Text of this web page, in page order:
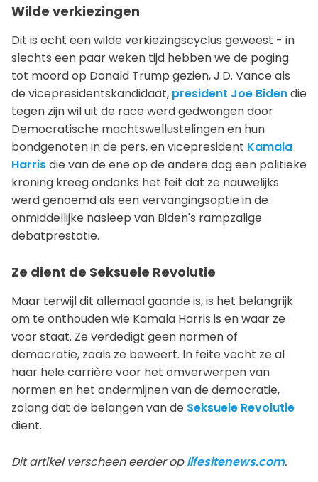
Wilde verkiezingen
Dit is echt een wilde verkiezingscyclus geweest - in
slechts een paar weken tijd hebben we de poging
tot moord op Donald Trump gezien, J.D. Vance als
de vicepresidentskandidaat, president Joe Bidendie
tegen zijn wil uit de race werd gedwongen door
Democratische machtswellustelingen en hun
bondgenoten in de pers, en vicepresident Kamala
Harrisdie van de ene op de andere dag een politieke
kroning kreeg ondanks het feit dat ze nauwelijks
werd genoemd als een vervangingsoptie in de
onmiddellijke nasleep van Biden's rampzalige
debatprestatie.
Ze dient de Seksuele Revolutie
Maar terwijl dit allemaal gaande is, is het belangrijk
om te onthouden wie Kamala Harris is en waar ze
voor staat. Ze verdedigt geen normen of
democratie, zoals ze beweert. In feite vecht ze al
haar hele carrière voor het omverwerpen van
normen en het ondermijnen van de democratie,
zolang dat de belangen van de Seksuele Revolutie
dient.
Dit artikel verscheen eerder oplifesitenews.com.